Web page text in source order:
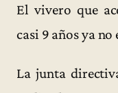
El vivero que
casi 9 años ya no
La junta